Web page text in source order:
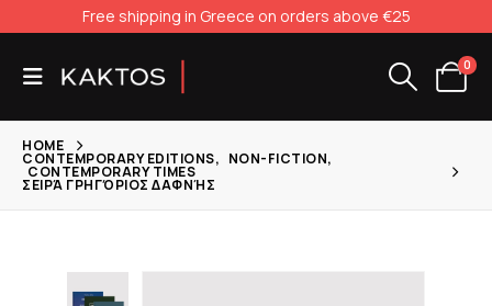
Free shipping in Greece on orders above €25
0
HOME
CONTEMPORARY EDITIONS, NON-FICTION,
CONTEMPORARY TIMES
ΣΕΙΡΆ ΓΡΗΓΌΡΙΟΣ ΔΑΦΝΉΣ